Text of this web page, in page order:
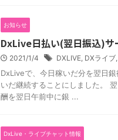
お知らせ
DxLive日払い(翌日振込)サ
2021/1/4 DXLIVE DXライブ
DxLiveで、今日稼いだ分を翌日
いだ継続することにしました。
酬を翌日午前中に銀 ...
DxLive・ライブチャット情報